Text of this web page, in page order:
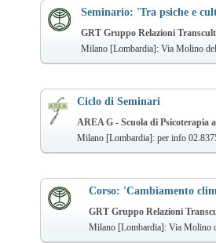
Seminario: 'Tra psiche e
GRT Gruppo Relazioni
Milano [Lombardia]: Via Molino
Ciclo di Seminari
AREA G - Scuola di Psicoterapia
Milano [Lombardia]: per info
Corso: 'Cambiamento
GRT Gruppo Relazioni
Milano [Lombardia]: Via Molino